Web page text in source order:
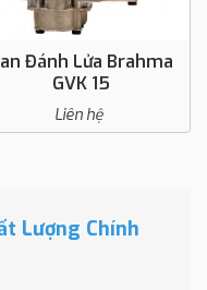
Đánh Lửa Brahma
GVK 15
Liên hệ
Lượng Chính